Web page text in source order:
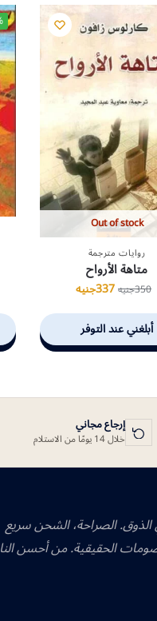
Out of stock
روايات مترجمة
متاهة الأرواح
350جنيه337جنيه
أبلغني عند التوفر
إرجاع مجاني
خلال 14 يومًا من الاستلام
الصراحة، الشحن سريع
الحقيقية. من أحسن